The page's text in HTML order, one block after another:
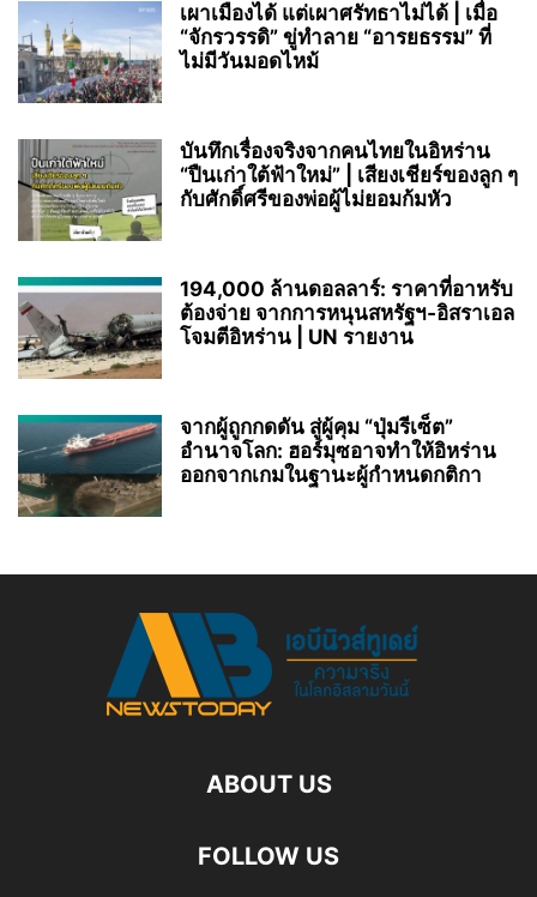
เผาเมืองได้ แต่เผาศรัทธาไม่ได้ | เมื่อ
“จักรวรรดิ” ขู่ทำลาย “อารยธรรม” ที่
ไม่มีวันมอดไหม้
บันทึกเรื่องจริงจากคนไทยในอิหร่าน
“ปืนเก่าใต้ฟ้าใหม่” | เสียงเชียร์ของลูก ๆ
กับศักดิ์ศรีของพ่อผู้ไม่ยอมก้มหัว
194,000 ล้านดอลลาร์: ราคาที่อาหรับ
ต้องจ่าย จากการหนุนสหรัฐฯ‑อิสราเอล
โจมตีอิหร่าน | UN รายงาน
จากผู้ถูกกดดัน สู่ผู้คุม “ปุ่มรีเซ็ต”
อำนาจโลก: ฮอร์มุซอาจทำให้อิหร่าน
ออกจากเกมในฐานะผู้กำหนดกติกา
ABOUT US
FOLLOW US